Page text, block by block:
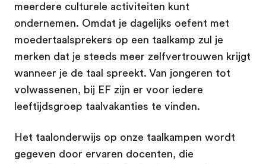
meerdere culturele activiteiten kunt
ondernemen. Omdat je dagelijks oefent met
moedertaalsprekers op een taalkamp zul je
merken dat je steeds meer zelfvertrouwen krijgt
wanneer je de taal spreekt. Van jongeren tot
volwassenen, bij EF zijn er voor iedere
leeftijdsgroep taalvakanties te vinden.
Het taalonderwijs op onze taalkampen wordt
gegeven door ervaren docenten, die